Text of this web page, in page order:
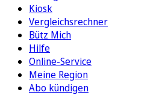
Kiosk
Vergleichsrechner
Bütz Mich
Hilfe
Online-Service
Meine Region
Abo kündigen